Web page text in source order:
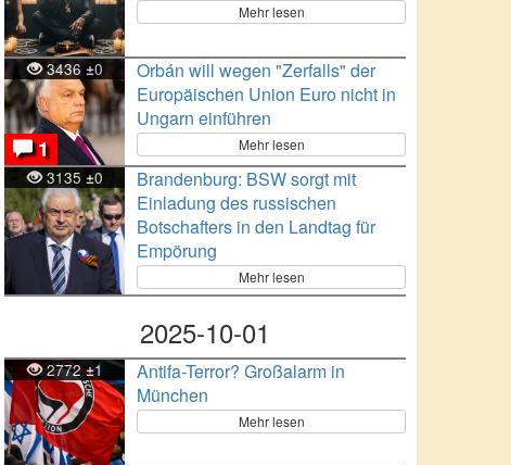
Mehr lesen
3436 ±0
1
Orbán will wegen "Zerfalls" der
Europäischen Union Euro nicht in
Ungarn einführen
Mehr lesen
3135 ±0
Brandenburg: BSW sorgt mit
Einladung des russischen
Botschafters in den Landtag für
Empörung
Mehr lesen
2025-10-01
2772±1
Antifa-Terror? Großalarm in
München
Mehr lesen